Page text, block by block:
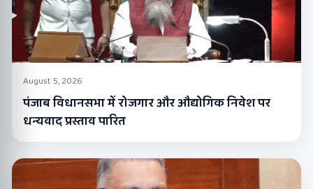
August 5, 2026
पंजाब विधानसभा में रोजगार और औद्योगिक निवेश पर
धन्यवाद प्रस्ताव पारित